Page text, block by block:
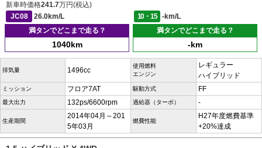
新車時価格241.7万円(税込)
JC08
26.0km/L 10・15
-km/L
満タンでどこまで走る？
1040km
満タンでどこまで走る？
-km
排気量 1496cc
使用燃料
エンジン
レギュラー
ハイブリッド
ミッション フロア7AT 駆動方式 FF
最大出力 132ps/6600rpm 過給器（ターボ） -
生産期間
2014年04月～201
5年03月
燃費性能
H27年度燃費基準
+20%達成